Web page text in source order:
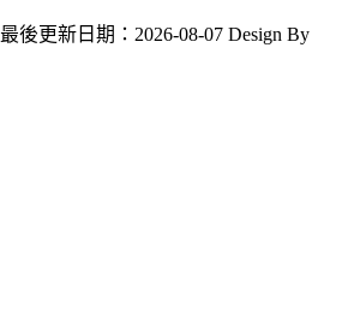
最後更新日期：2026-08-07 Design By